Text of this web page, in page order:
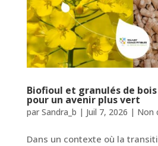
Biofioul et granulés de
pour un avenir plus vert
par Sandra_b | Juil 7, 2026 | Non
Dans un contexte où la